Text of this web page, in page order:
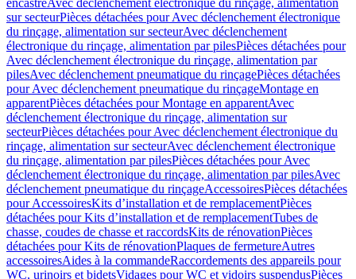
encastréAvec déclenchement électronique du rinçage, alimentation
sur secteurPièces détachées pour Avec déclenchement électronique
du rinçage, alimentation sur secteurAvec déclenchement
électronique du rinçage, alimentation par pilesPièces détachées pour
Avec déclenchement électronique du rinçage, alimentation par
pilesAvec déclenchement pneumatique du rinçagePièces détachées
pour Avec déclenchement pneumatique du rinçageMontage en
apparentPièces détachées pour Montage en apparentAvec
déclenchement électronique du rinçage, alimentation sur
secteurPièces détachées pour Avec déclenchement électronique du
rinçage, alimentation sur secteurAvec déclenchement électronique
du rinçage, alimentation par pilesPièces détachées pour Avec
déclenchement électronique du rinçage, alimentation par pilesAvec
déclenchement pneumatique du rinçageAccessoiresPièces détachées
pour AccessoiresKits d’installation et de remplacementPièces
détachées pour Kits d’installation et de remplacementTubes de
chasse, coudes de chasse et raccordsKits de rénovationPièces
détachées pour Kits de rénovationPlaques de fermetureAutres
accessoiresAides à la commandeRaccordements des appareils pour
WC, urinoirs et bidetsVidages pour WC et vidoirs suspendusPièces